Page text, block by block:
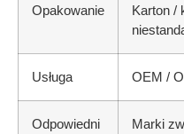
Opakowanie
Karton /
Usługa OEM /
Odpowiedni
Marki